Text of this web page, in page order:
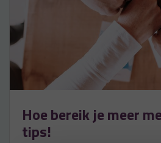
Hoe bereik je meer
tips!